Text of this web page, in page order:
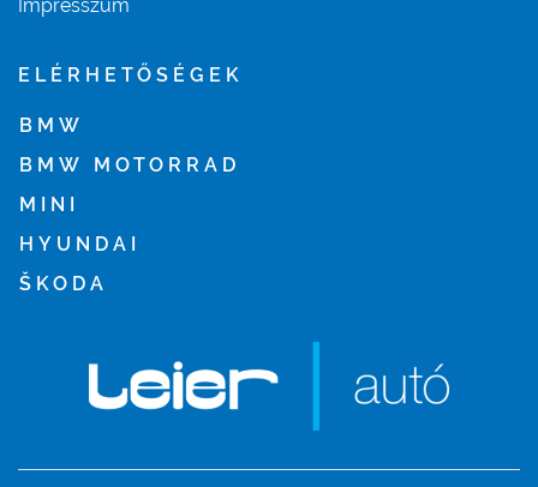
Impresszum
ELÉRHETŐSÉGEK
BMW
BMW MOTORRAD
MINI
HYUNDAI
ŠKODA